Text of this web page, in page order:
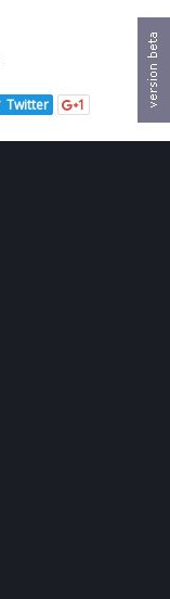
Twitter 1